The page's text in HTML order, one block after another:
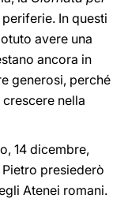
periferie. In questi
avere una
ancora in
generosi, perché
nella
14 dicembre,
Pietro presiederò
Atenei romani.